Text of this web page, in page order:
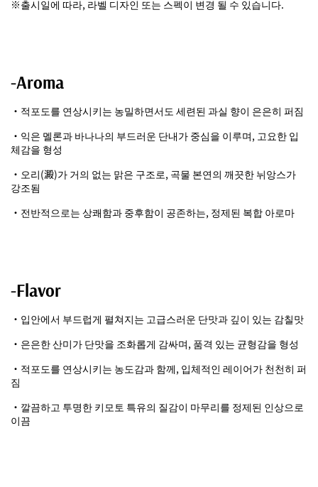
※출시일에 따라, 라벨 디자인 또는 스펙이 변경 될 수 있습니다.
-Aroma
・적포도를 연상시키는 농밀하면서도 세련된 과실 향이 은은히 퍼짐
・익은 멜론과 바나나의 부드러운 단내가 중심을 이루며, 고요한 입
체감을 형성
・오리(澱)가 거의 없는 맑은 구조로, 곡물 본연의 깨끗한 뉘앙스가
강조됨
・전반적으로는 상쾌함과 중후함이 공존하는, 정제된 복합 아로마
-Flavor
・입안에서 부드럽게 펼쳐지는 고급스러운 단맛과 깊이 있는 감칠맛
・은은한 산미가 단맛을 조화롭게 감싸며, 품격 있는 균형감을 형성
・적포도를 연상시키는 농도감과 함께, 입체적인 레이어가 천천히 퍼
짐
・깔끔하고 투명한 키모토 특유의 질감이 마무리를 정제된 인상으로
이끔